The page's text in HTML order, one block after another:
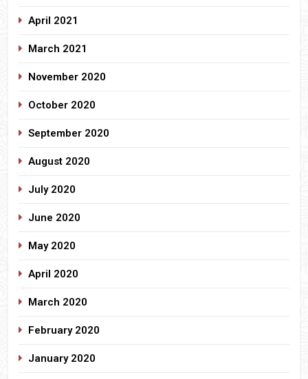
April 2021
March 2021
November 2020
October 2020
September 2020
August 2020
July 2020
June 2020
May 2020
April 2020
March 2020
February 2020
January 2020